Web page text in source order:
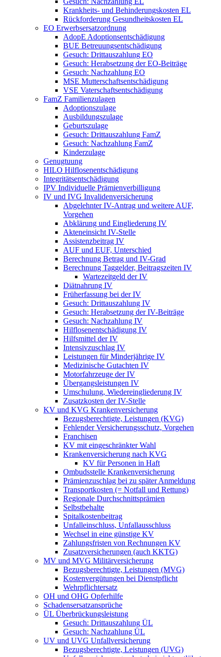
Krankheits- und Behinderungskosten EL
Rückforderung Gesundheitskosten EL
EO Erwerbsersatzordnung
AdopE Adoptionsentschädigung
BUE Betreuungsentschädigung
Gesuch: Drittauszahlung EO
Gesuch: Herabsetzung der EO-Beiträge
Gesuch: Nachzahlung EO
MSE Mutterschaftsentschädigung
VSE Vaterschaftsentschädigung
FamZ Familienzulagen
Adoptionszulage
Ausbildungszulage
Geburtszulage
Gesuch: Drittauszahlung FamZ
Gesuch: Nachzahlung FamZ
Kinderzulage
Genugtuung
HILO Hilflosenentschädigung
Integritätsentschädigung
IPV Individuelle Prämienverbilligung
IV und IVG Invalidenversicherung
Abgelehnter IV-Antrag und weitere AUF,
Vorgehen
Abklärung und Eingliederung IV
Akteneinsicht IV-Stelle
Assistenzbeitrag IV
AUF und EUF, Unterschied
Berechnung Betrag und IV-Grad
Berechnung Taggelder, Beitragszeiten IV
Wartezeitgeld der IV
Diätnahrung IV
Früherfassung bei der IV
Gesuch: Drittauszahlung IV
Gesuch: Herabsetzung der IV-Beiträge
Gesuch: Nachzahlung IV
Hilflosenentschädigung IV
Hilfsmittel der IV
Intensivzuschlag IV
Leistungen für Minderjährige IV
Medizinische Gutachten IV
Motorfahrzeuge der IV
Übergangsleistungen IV
Umschulung, Wiedereingliederung IV
Zusatzkosten der IV-Stelle
KV und KVG Krankenversicherung
Bezugsberechtigte, Leistungen (KVG)
Fehlender Versicherungsschutz, Vorgehen
Franchisen
KV mit eingeschränkter Wahl
Krankenversicherung nach KVG
KV für Personen in Haft
Ombudsstelle Krankenversicherung
Prämienzuschlag bei zu später Anmeldung
Transportkosten (= Notfall und Rettung)
Regionale Durchschnittsprämien
Selbstbehalte
Spitalkostenbeitrag
Unfalleinschluss, Unfallausschluss
Wechsel in eine günstige KV
Zahlungsfristen von Rechnungen KV
Zusatzversicherungen (auch KKTG)
MV und MVG Militärversicherung
Bezugsberechtigte, Leistungen (MVG)
Kostenvergütungen bei Dienstpflicht
Wehrpflichtersatz
OH und OHG Opferhilfe
Schadensersatzansprüche
ÜL Überbrückungsleistung
Gesuch: Drittauszahlung ÜL
Gesuch: Nachzahlung ÜL
UV und UVG Unfallversicherung
Bezugsberechtigte, Leistungen (UVG)